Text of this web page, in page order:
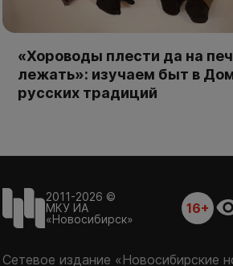
«Хороводы плести да на
лежать»: изучаем быт в
русских традиций
2011-2026 ©
МКУ ИА
«Новосибирск»
16+
Сетевое издание «Новосибирские